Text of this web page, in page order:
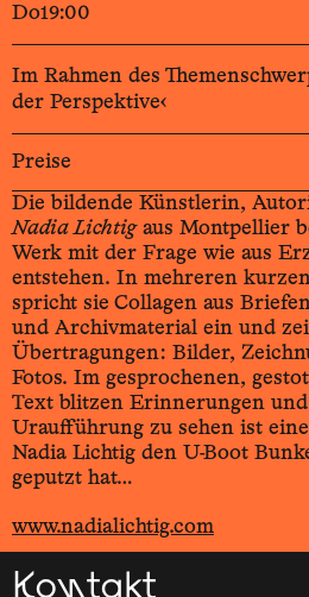
Do19:00
Im Rahmen des
der Perspektive‹
Preise
Die bildende Künstlerin,
Nadia Lichtigaus Montpellier
Werk mit der Frage wie aus
entstehen. In mehreren
spricht sie Collagen aus
und Archivmaterial ein und
Übertragungen: Bilder,
Fotos. Im gesprochenen,
Text blitzen Erinnerungen
Uraufführung zu sehen ist
Nadia Lichtig den U-Boot
geputzt hat…
www.nadialichtig.com
Kontakt